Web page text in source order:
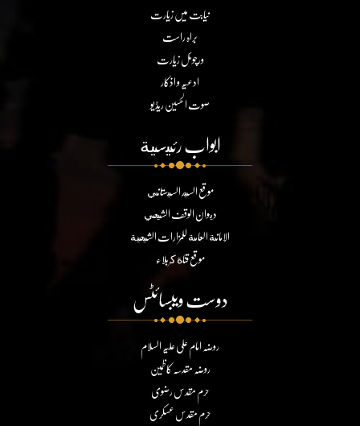
نیابت میں زیارت
براہ راست
ورچوئل زیارت
ادعیہ و اذکار
صوت الحسین ریڈیو
ابواب رئيسية
موقع السيد السيستاني
ديوان الوقف الشيعي
الامانة العامة للمزارات الشيعية
موقع قناة كربلاء
دوست ویبسائٹس
روضہ امام علی علیہ السلام
روضہ مقدسہ کاظمین
حرم مقدس رضوی
حرم مقدس عسکری